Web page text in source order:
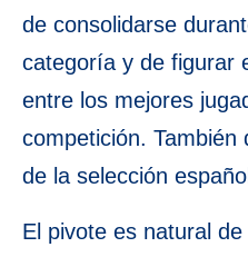
de consolidarse
categoría y de figurar
entre los mejores
competición. También
de la selección
El pivote es natural